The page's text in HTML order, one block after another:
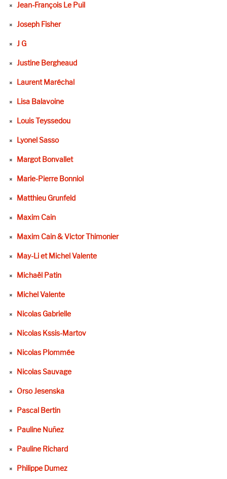
Jean-François Le Puil
Joseph Fisher
J G
Justine Bergheaud
Laurent Maréchal
Lisa Balavoine
Louis Teyssedou
Lyonel Sasso
Margot Bonvallet
Marie-Pierre Bonniol
Matthieu Grunfeld
Maxim Cain
Maxim Cain & Victor Thimonier
May-Li et Michel Valente
Michaël Patin
Michel Valente
Nicolas Gabrielle
Nicolas Kssis-Martov
Nicolas Plommée
Nicolas Sauvage
Orso Jesenska
Pascal Bertin
Pauline Nuñez
Pauline Richard
Philippe Dumez